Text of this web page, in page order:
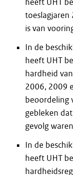
heeft UHT
toeslagjaren
is van
In de
heeft UHT
hardheid
2006, 2009
beoordeling
gebleken
gevolg
In de
heeft UHT